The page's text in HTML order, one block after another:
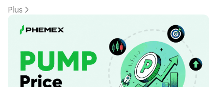
Plus